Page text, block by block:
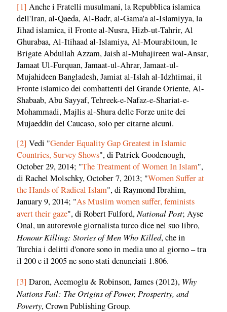
[1] Anche i Fratelli musulmani, la Repubblica islamica
dell'Iran, al-Qaeda, Al-Badr, al-Gama'a al-Islamiyya, la
Jihad islamica, il Fronte al-Nusra, Hizb-ut-Tahrir, Al
Ghurabaa, Al-Itihaad al-Islamiya, Al-Mourabitoun, le
Brigate Abdullah Azzam, Jaish al-Muhajireen wal-Ansar,
Jamaat Ul-Furquan, Jamaat-ul-Ahrar, Jamaat-ul-
Mujahideen Bangladesh, Jamiat al-Islah al-Idzhtimai, il
Fronte islamico dei combattenti del Grande Oriente, Al-
Shabaab, Abu Sayyaf, Tehreek-e-Nafaz-e-Shariat-e-
Mohammadi, Majlis al-Shura delle Forze unite dei
Mujaeddin del Caucaso, solo per citarne alcuni.
[2] Vedi "Gender Equality Gap Greatest in Islamic
Countries, Survey Shows", di Patrick Goodenough,
October 29, 2014; "The Treatment of Women In Islam",
di Rachel Molschky, October 7, 2013; "Women Suffer at
the Hands of Radical Islam", di Raymond Ibrahim,
January 9, 2014; "As Muslim women suffer, feminists
avert their gaze", di Robert Fulford,National Post; Ayse
Onal, un autorevole giornalista turco dice nel suo libro,
Honour Killing: Stories of Men Who Killed, che in
Turchia i delitti d'onore sono in media uno al giorno – tra
il 200 e il 2005 ne sono stati denunciati 1.806.
[3] Daron, Acemoglu & Robinson, James (2012), Why
Nations Fail: The Origins of Power, Prosperity, and
Poverty, Crown Publishing Group.